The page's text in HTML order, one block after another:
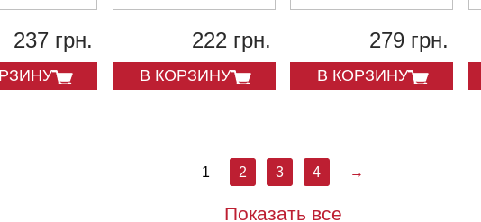
237 грн. 222 грн.
В КОРЗИНУ
279 грн.
В КОРЗИНУ
1 2 3 4 →
Показать все